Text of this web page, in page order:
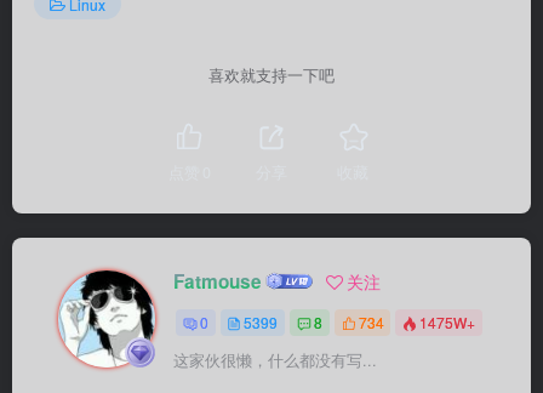
喜欢就支持一下吧
Fatmouse 关注
0 5399 8 734 1475W+
这家伙很懒，什么都没有写...